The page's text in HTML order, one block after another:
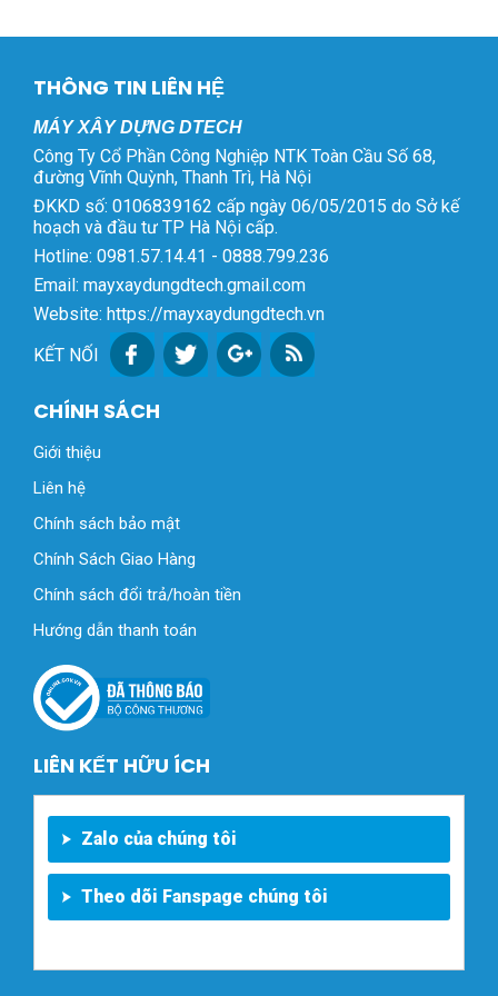
THÔNG TIN LIÊN HỆ
MÁY XÂY DỰNG DTECH
Công Ty Cổ Phần Công Nghiệp NTK Toàn Cầu Số 68,
đường Vĩnh Quỳnh, Thanh Trì, Hà Nội
ĐKKD số: 0106839162 cấp ngày 06/05/2015 do Sở kế
hoạch và đầu tư TP Hà Nội cấp.
Hotline: 0981.57.14.41 - 0888.799.236
Email: mayxaydungdtech.gmail.com
Website: https://mayxaydungdtech.vn
KẾT NỐI
CHÍNH SÁCH
Giới thiệu
Liên hệ
Chính sách bảo mật
Chính Sách Giao Hàng
Chính sách đổi trả/hoàn tiền
Hướng dẫn thanh toán
LIÊN KẾT HỮU ÍCH
Zalo của chúng tôi
Theo dõi Fanspage chúng tôi